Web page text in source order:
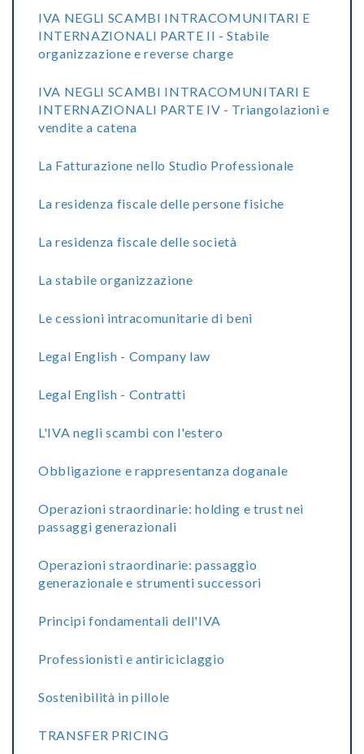
IVA NEGLI SCAMBI INTRACOMUNITARI E
INTERNAZIONALI PARTE II - Stabile
organizzazione e reverse charge
IVA NEGLI SCAMBI INTRACOMUNITARI E
INTERNAZIONALI PARTE IV - Triangolazioni e
vendite a catena
La Fatturazione nello Studio Professionale
La residenza fiscale delle persone fisiche
La residenza fiscale delle società
La stabile organizzazione
Le cessioni intracomunitarie di beni
Legal English - Company law
Legal English - Contratti
L'IVA negli scambi con l'estero
Obbligazione e rappresentanza doganale
Operazioni straordinarie: holding e trust nei
passaggi generazionali
Operazioni straordinarie: passaggio
generazionale e strumenti successori
Principi fondamentali dell'IVA
Professionisti e antiriciclaggio
Sostenibilità in pillole
TRANSFER PRICING